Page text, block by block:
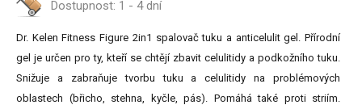
Dostupnost: 1 - 4 dní
Dr. Kelen Fitness Figure 2in1 spalovač tuku a anticelulit gel. Přírodní
gel je určen pro ty, kteří se chtějí zbavit celulitidy a podkožního tuku.
Snižuje a zabraňuje tvorbu tuku a celulitidy na problémových
oblastech (břicho, stehna, kyčle, pás). Pomáhá také proti striím.